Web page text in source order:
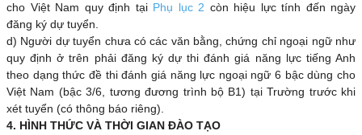
cho Việt Nam quy định tại Phụ lục 2 còn hiệu lực tính đến ngày
đăng ký dự tuyển.
d) Người dự tuyển chưa có các văn bằng, chứng chỉ ngoại ngữ như
quy định ở trên phải đăng ký dự thi đánh giá năng lực tiếng Anh
theo dạng thức đề thi đánh giá năng lực ngoại ngữ 6 bậc dùng cho
Việt Nam (bậc 3/6, tương đương trình bộ B1) tại Trường trước khi
xét tuyển (có thông báo riêng).
4. HÌNH THỨC VÀ THỜI GIAN ĐÀO TẠO